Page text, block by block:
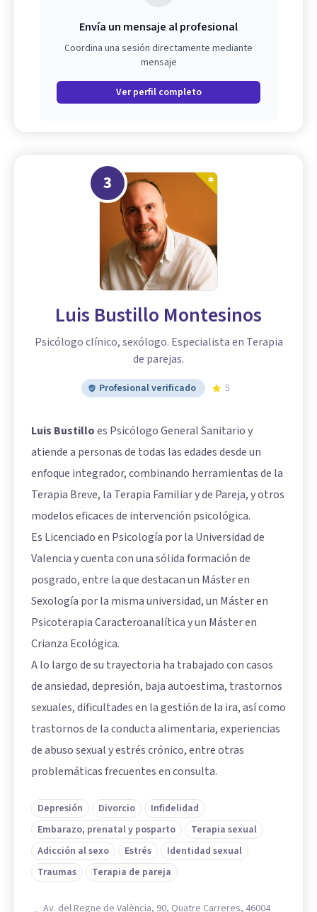
Envía un mensaje al profesional
Coordina una sesión directamente mediante
mensaje
Ver perfil completo
3
Luis Bustillo Montesinos
Psicólogo clínico, sexólogo. Especialista en Terapia
de parejas.
Profesional verificado 5
Luis Bustilloes Psicólogo General Sanitario y
atiende a personas de todas las edades desde un
enfoque integrador, combinando herramientas de la
Terapia Breve, la Terapia Familiar y de Pareja, y otros
modelos eficaces de intervención psicológica.
Es Licenciado en Psicología por la Universidad de
Valencia y cuenta con una sólida formación de
posgrado, entre la que destacan un Máster en
Sexología por la misma universidad, un Máster en
Psicoterapia Caracteroanalítica y un Máster en
Crianza Ecológica.
A lo largo de su trayectoria ha trabajado con casos
de ansiedad, depresión, baja autoestima, trastornos
sexuales, dificultades en la gestión de la ira, así como
trastornos de la conducta alimentaria, experiencias
de abuso sexual y estrés crónico, entre otras
problemáticas frecuentes en consulta.
Depresión Divorcio
Infidelidad
Embarazo, prenatal y posparto
Terapia sexual
Adicción al sexo
Estrés
Identidad sexual
Traumas
Terapia de pareja
Av. del Regne de València, 90, Quatre Carreres, 46004